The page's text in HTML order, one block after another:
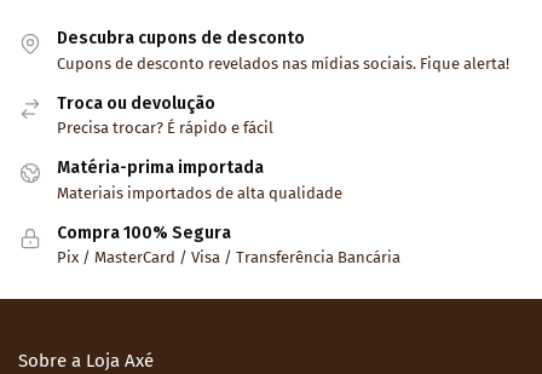
Descubra cupons de desconto
Cupons de desconto revelados nas mídias sociais. Fique alerta!
Troca ou devolução
Precisa trocar? É rápido e fácil
Matéria-prima importada
Materiais importados de alta qualidade
Compra 100% Segura
Pix / MasterCard / Visa / Transferência Bancária
Sobre a Loja Axé